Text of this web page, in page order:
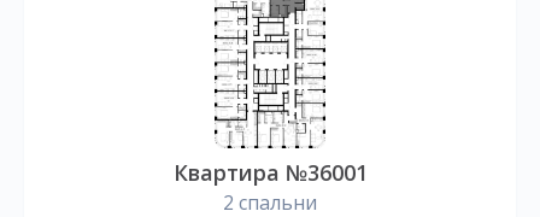
Квартира №36001
2 спальни